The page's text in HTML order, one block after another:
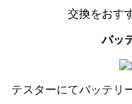
交換をおす
バッ
テスターにてバッテリ